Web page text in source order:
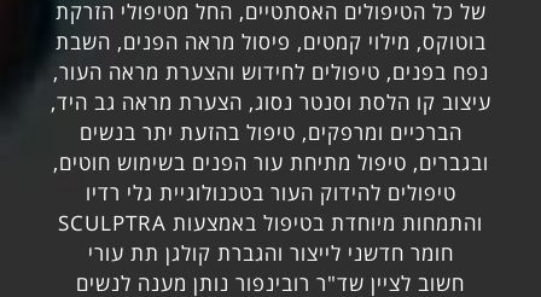
של כל הטיפולים האסתטיים, החל מטיפולי הזרקת
בוטוקס, מילוי קמטים, פיסול מראה הפנים, השבת
נפח בפנים, טיפולים לחידוש והצערת מראה העור,
עיצוב קו הלסת וסנטר נסוג, הצערת מראה גב היד,
הברכיים ומרפקים, טיפול בהזעת יתר בנשים
ובגברים, טיפול מתיחת עור הפנים בשימוש חוטים,
טיפולים להידוק העור בטכנולוגיית גלי רדיו
והתמחות מיוחדת בטיפול באמצעות SCULPTRA
חומר חדשני לייצור והגברת קולגן תת עורי
חשוב לציין שד"ר רובינפור נותן מענה לנשים